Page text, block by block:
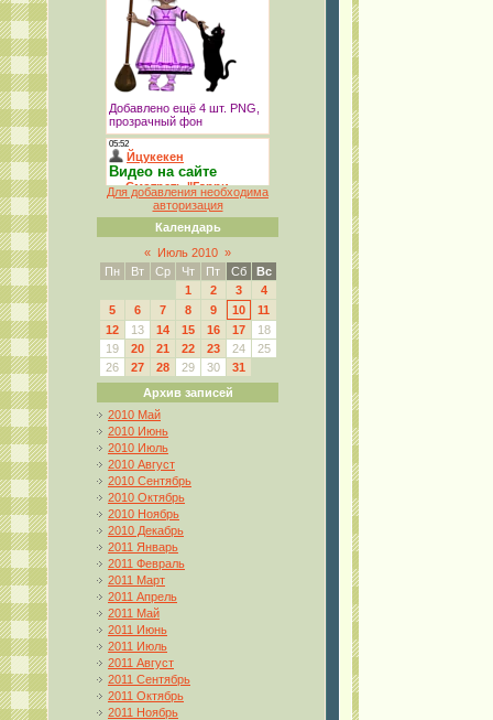
Для добавления необходима
авторизация
Календарь
« Июль 2010 »
Пн
Вт Ср Чт Пт Сб
Вс
1
2 3
4
5
6 7 8 9 10
11
12
13 14 15 16 17
18
19
20 21 22 23 24
25
26
27 28 29 30
31
Архив записей
2010 Май
2010 Июнь
2010 Июль
2010 Август
2010 Сентябрь
2010 Октябрь
2010 Ноябрь
2010 Декабрь
2011 Январь
2011 Февраль
2011 Март
2011 Апрель
2011 Май
2011 Июнь
2011 Июль
2011 Август
2011 Сентябрь
2011 Октябрь
2011 Ноябрь